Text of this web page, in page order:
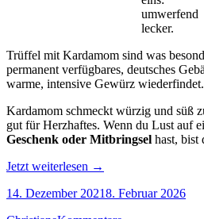
umwerfend
lecker.
Trüffel mit Kardamom sind was
permanent verfügbares, deutsches
warme, intensive Gewürz wiederfindet.
Kardamom schmeckt würzig und süß
gut für Herzhaftes. Wenn du Lust auf
Geschenk oder Mitbringsel hast, bist
Jetzt weiterlesen „Winterliche
mit
→
14. Dezember 20218. Februar 2026